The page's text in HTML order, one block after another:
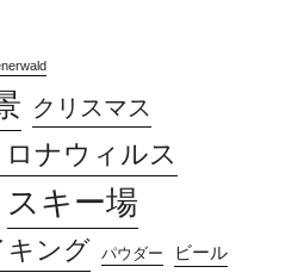
クリスマス
ロナウィルス
スキー場
キング パウダー ビール